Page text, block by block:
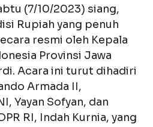
(7/10/2023) siang,
Rupiah yang penuh
resmi oleh Kepala
Provinsi Jawa
Acara ini turut dihadiri
Armada II,
Yayan Sofyan, dan
RI, Indah Kurnia, yang